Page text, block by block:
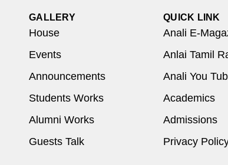
GALLERY
House
Events
Announcements
Students Works
Alumni Works
Guests Talk
QUICK LINK
Anali E-
Anlai Tamil
Anali You
Academics
Admissions
Privacy